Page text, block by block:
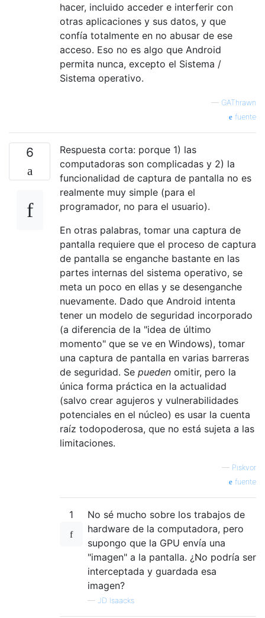
hacer, incluido acceder e interferir con
otras aplicaciones y sus datos, y que
confía totalmente en no abusar de ese
acceso. Eso no es algo que Android
permita nunca, excepto el Sistema /
Sistema operativo.
— GAThrawn
fuente
6
Respuesta corta: porque 1) las
computadoras son complicadas y 2) la
funcionalidad de captura de pantalla no es
realmente muy simple (para el
programador, no para el usuario).
En otras palabras, tomar una captura de
pantalla requiere que el proceso de captura
de pantalla se enganche bastante en las
partes internas del sistema operativo, se
meta un poco en ellas y se desenganche
nuevamente. Dado que Android intenta
tener un modelo de seguridad incorporado
(a diferencia de la "idea de último
momento" que se ve en Windows), tomar
una captura de pantalla en varias barreras
de seguridad. Se pueden omitir, pero la
única forma práctica en la actualidad
(salvo crear agujeros y vulnerabilidades
potenciales en el núcleo) es usar la cuenta
raíz todopoderosa, que no está sujeta a las
limitaciones.
— Piskvor
fuente
1
No sé mucho sobre los trabajos de
hardware de la computadora, pero
supongo que la GPU envía una
"imagen" a la pantalla. ¿No podría ser
interceptada y guardada esa
imagen?
— JD Isaacks